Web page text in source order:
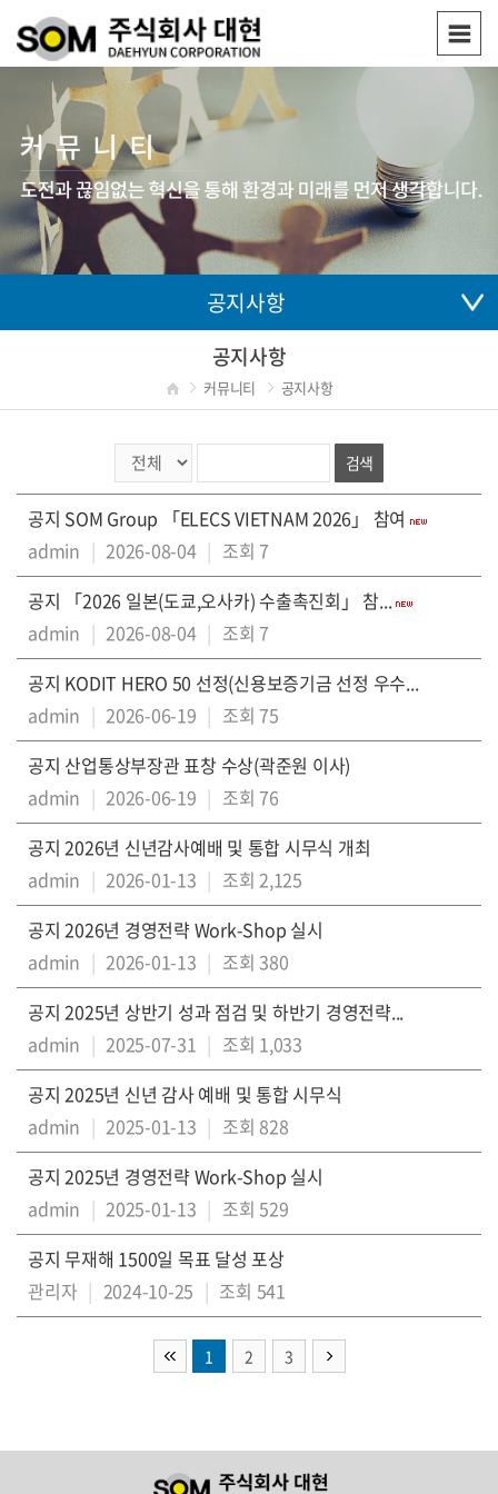
공지사항
공지사항
커뮤니티 공지사항
검색
공지 SOM Group 「ELECS VIETNAM 2026」 참여
admin | 2026-08-04 | 조회 7
공지 「2026 일본(도쿄,오사카) 수출촉진회」 참...
admin | 2026-08-04 | 조회 7
공지 KODIT HERO 50 선정(신용보증기금 선정 우수...
admin | 2026-06-19 | 조회 75
공지 산업통상부장관 표창 수상(곽준원 이사)
admin | 2026-06-19 | 조회 76
공지 2026년 신년감사예배 및 통합 시무식 개최
admin | 2026-01-13 | 조회 2,125
공지 2026년 경영전략 Work-Shop 실시
admin | 2026-01-13 | 조회 380
공지 2025년 상반기 성과 점검 및 하반기 경영전략...
admin | 2025-07-31 | 조회 1,033
공지 2025년 신년 감사 예배 및 통합 시무식
admin | 2025-01-13 | 조회 828
공지 2025년 경영전략 Work-Shop 실시
admin | 2025-01-13 | 조회 529
공지 무재해 1500일 목표 달성 포상
관리자 | 2024-10-25 | 조회 541
1 2 3